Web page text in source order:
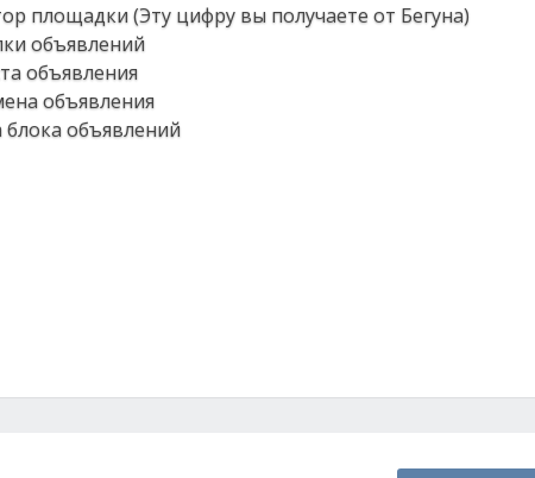
площадки (Эту цифру вы получаете от Бегуна)
объявлений
объявления
объявления
блока объявлений